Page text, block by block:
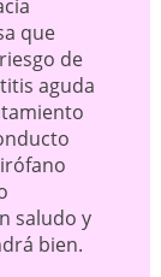
que
de
aguda
saludo y
bien.